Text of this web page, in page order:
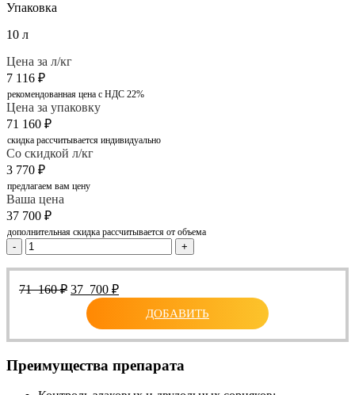
Упаковка
10 л
Цена за л/кг
7 116 ₽
рекомендованная цена с НДС 22%
Цена за упаковку
71 160 ₽
скидка рассчитывается индивидуально
Со скидкой л/кг
3 770 ₽
предлагаем вам цену
Ваша цена
37 700 ₽
дополнительная скидка рассчитывается от объема
- +
71 160₽ Первоначальная
цена
составляла
160 ₽.
37 700 ₽Текущая
цена:
700 ₽.
ДОБАВИТЬ
Преимущества препарата